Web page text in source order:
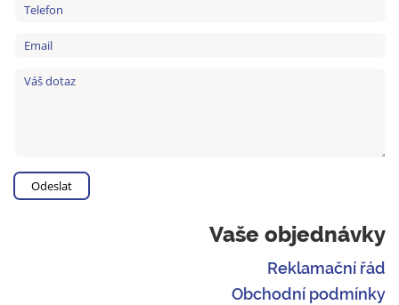
Vaše objednávky
Reklamační řád
Obchodní podmínky